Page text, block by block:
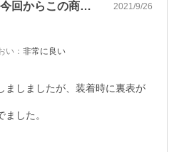
娘用に購入しました。今回からこの商品に… 2021/9/26
い ： 非常に良い
ましましたが、装着時に裏表が
した。